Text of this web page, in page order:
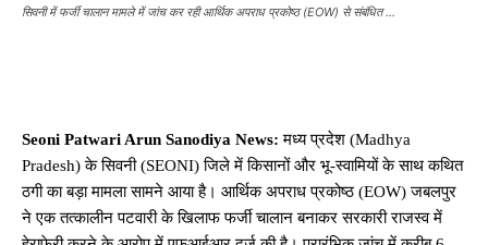
सिवनी में फर्जी चालान मामले में जांच कर रही आर्थिक अपराध प्रकोष्ठ (EOW) से संबंधित ...
Seoni Patwari Arun Sanodiya News: मध्य प्रदेश (Madhya
Pradesh) के सिवनी (SEONI) जिले में किसानों और भू-स्वामियों के साथ कथित
ठगी का बड़ा मामला सामने आया है। आर्थिक अपराध प्रकोष्ठ (EOW) जबलपुर
ने एक तत्कालीन पटवारी के खिलाफ फर्जी चालान बनाकर सरकारी राजस्व में